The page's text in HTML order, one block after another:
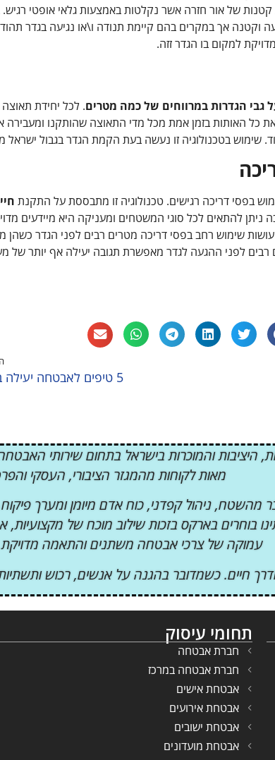
קטנות של אור חזרה אשר נקלטות באמצעות גלאי אופטי
וקטנה אך במקרים בהם קיימת תנודה ו\או נגיעה בגדר
למקום בו הגדר זזה.
גבי הגדרות במרווחים של כמה מטרים. לכל יחידת תאוצה
כל האותות בזמן אמת מכל מדי התאוצה שהותקנו ומעבירה
שימוש בטכנולוגיה זו נעשה בעת הקמת הגדר בגבול ישראל
בפסי דריכה רגישים. טכנולוגיה זו מתבססת על התקנת
ניתן להתאים לכל סוגי המשטחים ומעניקה היא מיידעים
שימוש רחב בפסי דריכה מטרים רבים לפני הגדר כשהן
לפני ההגעה לגדר מאפשרת תגובה יעילה אף יותר של
5 טיפים לאבטחה יעילה בגן ילדים
והמוכרות בישראל בתחום שירותי
מאות לקוחות מהמגזר הציבורי, העסקי
מהשטח, ניהול קפדני, כוח אדם מיומן ומערך
עמוקה של צרכי אבטחה משתנים והתאמה מדויקת
ודרך חיים. כשמדובר בהגנה על אנשים, רכוש
תחומי עיסוק
חברת אבטחה
חברת אבטחה במרכז
אבטחת אישים
אבטחת אירועים
אבטחת ישובים
אבטחת מועדונים